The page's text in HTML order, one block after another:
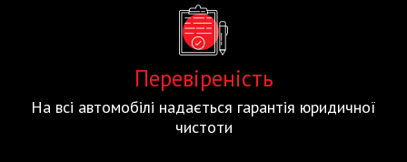
Перевіреність
На всі автомобілі надається гарантія юридичної
чистоти